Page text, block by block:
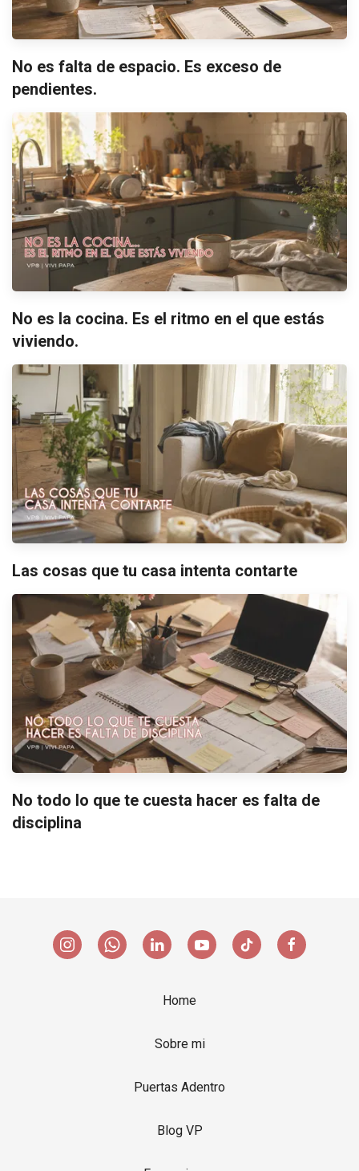
No es falta de espacio. Es exceso de
pendientes.
No es la cocina. Es el ritmo en el que estás
viviendo.
Las cosas que tu casa intenta contarte
No todo lo que te cuesta hacer es falta de
disciplina
Home
Sobre mi
Puertas Adentro
Blog VP